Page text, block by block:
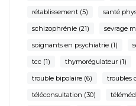
rétablissement (5) santé
schizophrénie (21) sevrage
soignants en psychiatrie (1)
tcc (1) thymorégulateur (1)
trouble bipolaire (6) troubles
téléconsultation (30)